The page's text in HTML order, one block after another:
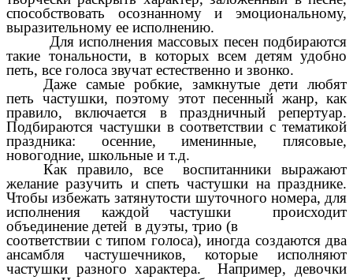
способствовать осознанному и эмоциональному,
выразительному ее исполнению.
Для исполнения массовых песен подбираются
такие тональности, в которых всем детям удобно
петь, все голоса звучат естественно и звонко.
Даже самые робкие, замкнутые дети любят
петь частушки, поэтому этот песенный жанр, как
правило, включается в праздничный репертуар.
Подбираются частушки в соответствии с тематикой
праздника: осенние, именинные, плясовые,
новогодние, школьные и т.д.
Как правило, все воспитанники выражают
желание разучить и спеть частушки на празднике.
Чтобы избежать затянутости шуточного номера, для
исполнения каждой частушки происходит
объединение детей в дуэты, трио (в
соответствии с типом голоса), иногда создаются два
ансамбля частушечников, которые исполняют
частушки разного характера. Например, девочки